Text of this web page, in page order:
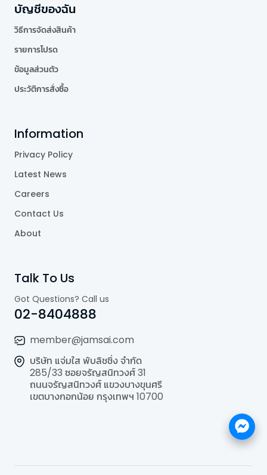
บัญชีของฉัน
วิธีการจัดส่งสินค้า
รายการโปรด
ข้อมูลส่วนตัว
ประวัติการสั่งซื้อ
Information
Privacy Policy
Latest News
Careers
Contact Us
About
Talk To Us
Got Questions? Call us
02-8404888
member@jamsai.com
บริษัท แจ่มใส พับลิชชิ่ง จำกัด
285/33 ซอยจรัญสนิทวงศ์ 31
ถนนจรัญสนิทวงศ์ แขวงบางขุนศรี
เขตบางกอกน้อย กรุงเทพฯ 10700